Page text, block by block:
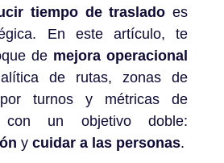
tiempo de traslado es
En este artículo, te
de mejora operacional
de rutas, zonas de
turnos y métricas de
con un objetivo doble:
y cuidar a las personas.